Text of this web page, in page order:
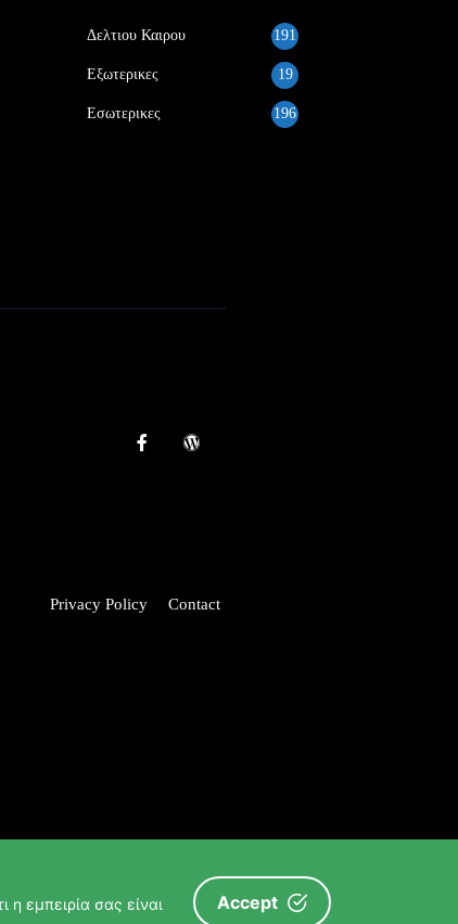
Δελτιου Καιρου 191
Εξωτερικες 19
Εσωτερικες 196
Privacy Policy Contact
η εμπειρία σας είναι
Accept